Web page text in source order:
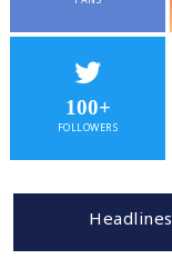
100+
FOLLOWERS
Headlines